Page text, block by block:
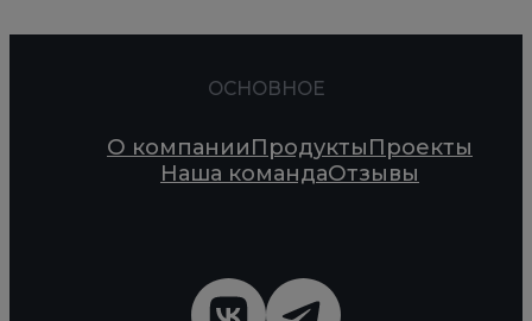
ОСНОВНОЕ
О компанииПродуктыПроекты
Наша командаОтзывы